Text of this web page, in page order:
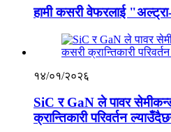
हामी कसरी वेफरलाई
१४/०१/२०२६
SiC र GaN ले पावर
क्रान्तिकारी परिवर्तन